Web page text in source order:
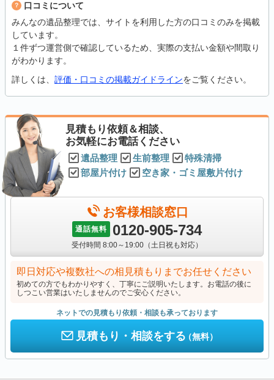
口コミについて
みんなの遺品整理では、サイトを利用した方の口コミのみを掲載
しています。
１件ずつ運営側で確認しているため、実際の支払い金額や間取り
がわかります。
詳しくは、 評価・口コミの掲載ガイドラインをご覧ください。
見積もり依頼＆相談、
お気軽にお電話ください
遺品整理 生前整理
特殊清掃
部屋片付け
空き家・ゴミ屋敷片付け
お客様相談窓口
通話無料 0120-905-734
受付時間 8:00～19:00（土日祝も対応）
即日対応や複数社への相見積もりまでお任せください
初めての方でもわかりやすく、丁寧にご説明いたします。お電話の後に
しつこい営業はいたしませんのでご安心ください。
ネットでの見積もり依頼・相談も承っております
見積もり・相談をする（無料）